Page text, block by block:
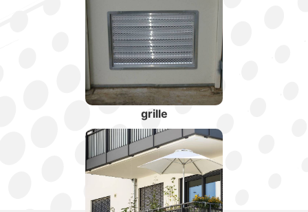
grille